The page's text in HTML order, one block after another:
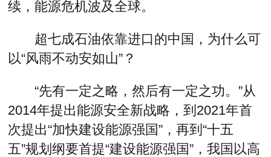
续，能源危机波及全球。
超七成石油依靠进口的中国，为什么可
以“风雨不动安如山”？
“先有一定之略，然后有一定之功。”从
2014年提出能源安全新战略，到2021年首
次提出“加快建设能源强国”，再到“十五
五”规划纲要首提“建设能源强国”，我国以高